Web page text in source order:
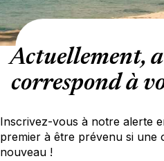
Actuellement,
correspond à
Inscrivez-vous à notre alerte
premier à être prévenu si une
nouveau !